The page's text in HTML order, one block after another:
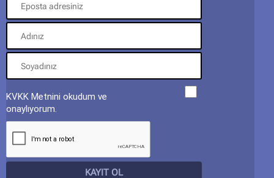
KVKK Metnini okudum ve
onaylıyorum.